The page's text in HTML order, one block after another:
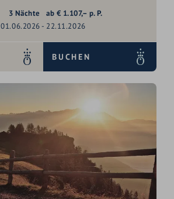
3 Nächte
01.06.2026 - 22.11.2026
ab € 1.107,– p. P.
BUCHEN